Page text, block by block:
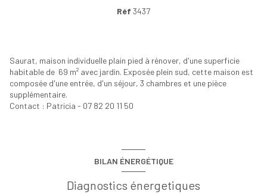
Réf 3437
Saurat, maison individuelle plain pied à rénover, d'une superficie
habitable de 69 m² avec jardin. Exposée plein sud, cette maison est
composée d'une entrée, d'un séjour, 3 chambres et une pièce
supplémentaire.
Contact : Patricia - 07 82 20 11 50
BILAN ÉNERGÉTIQUE
Diagnostics énergetiques